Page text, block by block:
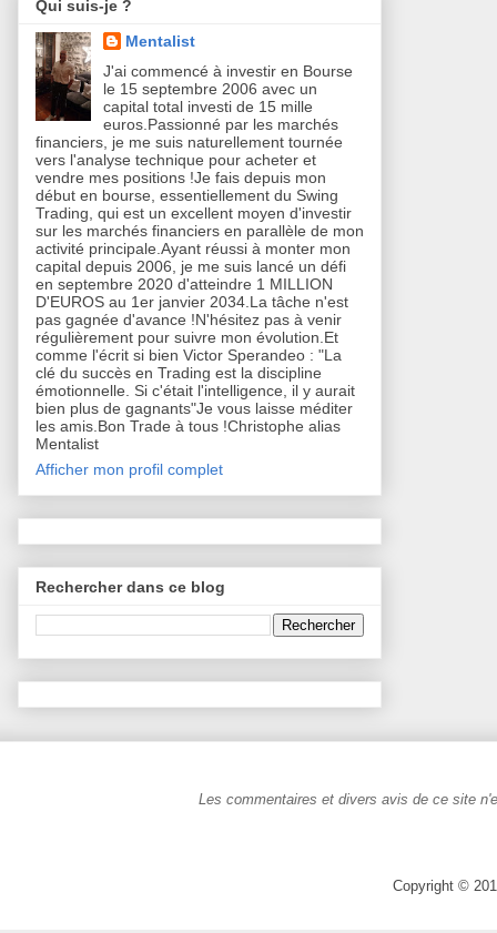
Qui suis-je ?
Mentalist
J'ai commencé à investir en Bourse
le 15 septembre 2006 avec un
capital total investi de 15 mille
euros.Passionné par les marchés
financiers, je me suis naturellement tournée
vers l'analyse technique pour acheter et
vendre mes positions !Je fais depuis mon
début en bourse, essentiellement du Swing
Trading, qui est un excellent moyen d'investir
sur les marchés financiers en parallèle de mon
activité principale.Ayant réussi à monter mon
capital depuis 2006, je me suis lancé un défi
en septembre 2020 d'atteindre 1 MILLION
D'EUROS au 1er janvier 2034.La tâche n'est
pas gagnée d'avance !N'hésitez pas à venir
régulièrement pour suivre mon évolution.Et
comme l'écrit si bien Victor Sperandeo : "La
clé du succès en Trading est la discipline
émotionnelle. Si c'était l'intelligence, il y aurait
bien plus de gagnants"Je vous laisse méditer
les amis.Bon Trade à tous !Christophe alias
Mentalist
Afficher mon profil complet
Rechercher dans ce blog
Les commentaires et divers avis de ce site
Copyright ©